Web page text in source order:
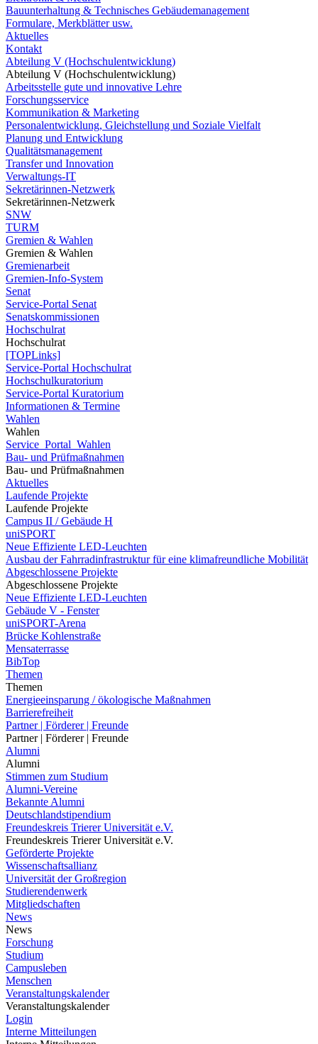
Bauunterhaltung & Technisches Gebäudemanagement
Formulare, Merkblätter usw.
Aktuelles
Kontakt
Abteilung V (Hochschulentwicklung)
Abteilung V (Hochschulentwicklung)
Arbeitsstelle gute und innovative Lehre
Forschungsservice
Kommunikation & Marketing
Personalentwicklung, Gleichstellung und Soziale Vielfalt
Planung und Entwicklung
Qualitätsmanagement
Transfer und Innovation
Verwaltungs-IT
Sekretärinnen-Netzwerk
Sekretärinnen-Netzwerk
SNW
TURM
Gremien & Wahlen
Gremien & Wahlen
Gremienarbeit
Gremien-Info-System
Senat
Service-Portal Senat
Senatskommissionen
Hochschulrat
Hochschulrat
[TOPLinks]
Service-Portal Hochschulrat
Hochschulkuratorium
Service-Portal Kuratorium
Informationen & Termine
Wahlen
Wahlen
Service_Portal_Wahlen
Bau- und Prüfmaßnahmen
Bau- und Prüfmaßnahmen
Aktuelles
Laufende Projekte
Laufende Projekte
Campus II / Gebäude H
uniSPORT
Neue Effiziente LED-Leuchten
Ausbau der Fahrradinfrastruktur für eine klimafreundliche Mobilität
Abgeschlossene Projekte
Abgeschlossene Projekte
Neue Effiziente LED-Leuchten
Gebäude V - Fenster
uniSPORT-Arena
Brücke Kohlenstraße
Mensaterrasse
BibTop
Themen
Themen
Energieeinsparung / ökologische Maßnahmen
Barrierefreiheit
Partner | Förderer | Freunde
Partner | Förderer | Freunde
Alumni
Alumni
Stimmen zum Studium
Alumni-Vereine
Bekannte Alumni
Deutschlandstipendium
Freundeskreis Trierer Universität e.V.
Freundeskreis Trierer Universität e.V.
Geförderte Projekte
Wissenschaftsallianz
Universität der Großregion
Studierendenwerk
Mitgliedschaften
News
News
Forschung
Studium
Campusleben
Menschen
Veranstaltungskalender
Veranstaltungskalender
Login
Interne Mitteilungen